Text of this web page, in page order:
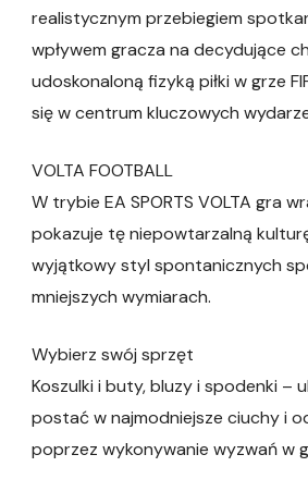
realistycznym przebiegiem
wpływem gracza na decydujące
udoskonaloną fizyką piłki w grze
się w centrum kluczowych
VOLTA FOOTBALL
W trybie EA SPORTS VOLTA gra
pokazuje tę niepowtarzalną
wyjątkowy styl spontanicznych
mniejszych wymiarach.
Wybierz swój sprzęt
Koszulki i buty, bluzy i spodenki –
postać w najmodniejsze ciuchy i
poprzez wykonywanie wyzwań w